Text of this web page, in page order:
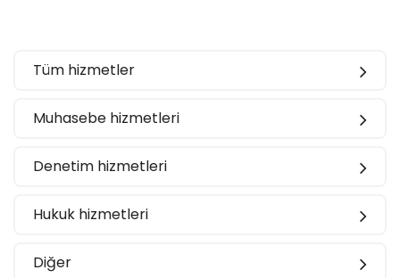
Tüm hizmetler
Muhasebe hizmetleri
Denetim hizmetleri
Hukuk hizmetleri
Diğer